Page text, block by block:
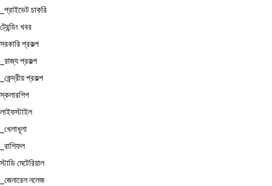
_প্রাইভেট চাকরি
ট্রেন্ডিং খবর
সরকারি প্রকল্প
_রাজ্য প্রকল্প
_কেন্দ্রীয় প্রকল্প
স্কলারশিপ
লাইফস্টাইল
_খেলাধূলা
_রাশিফল
স্টাডি মেটেরিয়াল
_জেনারেল নলেজ